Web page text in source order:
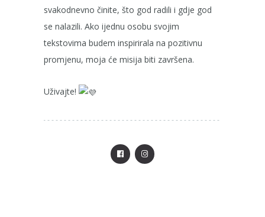
svakodnevno činite, što god radili i gdje god
se nalazili. Ako ijednu osobu svojim
tekstovima budem inspirirala na pozitivnu
promjenu, moja će misija biti završena.
Uživajte!